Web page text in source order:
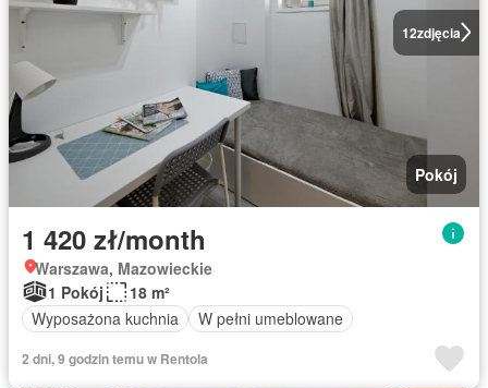
12zdjęcia
Pokój
1 420 zł/month
Warszawa, Mazowieckie
1 Pokój
18 m²
Wyposażona kuchnia
W pełni umeblowane
2 dni, 9 godzin temu w Rentola